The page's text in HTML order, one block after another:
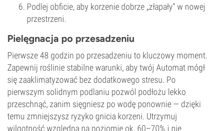
Podlej obficie, aby korzenie dobrze „złapały” w nowej
przestrzeni.
Pielęgnacja po przesadzeniu
Pierwsze 48 godzin po przesadzeniu to kluczowy moment.
Zapewnij roślinie stabilne warunki, aby twój Automat mógł
się zaaklimatyzować bez dodatkowego stresu. Po
pierwszym solidnym podlaniu pozwól podłożu lekko
przeschnąć, zanim sięgniesz po wodę ponownie — dzięki
temu zmniejszysz ryzyko gnicia korzeni. Utrzymuj
wilgotność względną na poziomie ok. 60–70% i nie